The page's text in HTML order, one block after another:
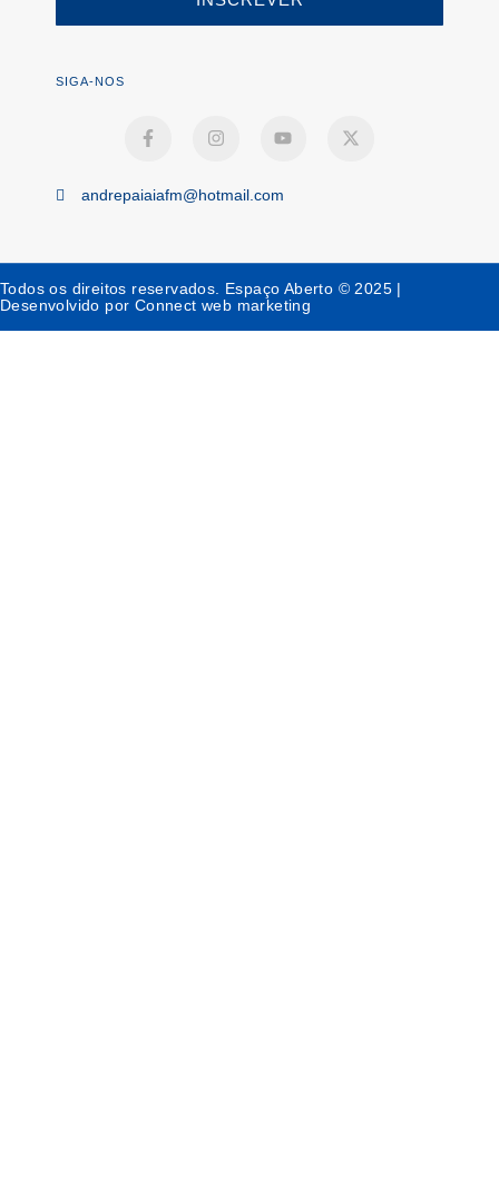
SIGA-NOS
andrepaiaiafm@hotmail.com
Todos os direitos reservados. Espaço Aberto © 2025 |
Desenvolvido por Connect web marketing